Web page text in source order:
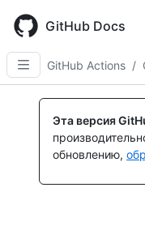
main
content
GitHub Docs
GitHub Actions /
Эта версия
обновлению,